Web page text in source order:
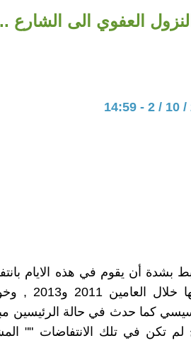
العفوي الى الشارع
أن يقوم في هذه الايام
الانتفاضات
كما حدث في حالة الرئيسين
لم تكن في تلك الانتفاضات ""